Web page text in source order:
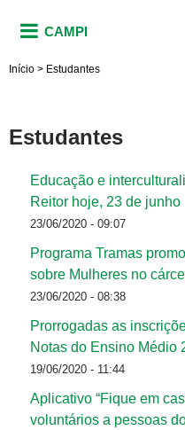
CAMPI
Início > Estudantes
Estudantes
Educação e
Reitor hoje, 23 de junho
23/06/2020 - 09:07
Programa Tramas
sobre Mulheres no
23/06/2020 - 08:38
Prorrogadas as
Notas do Ensino Médio
19/06/2020 - 11:44
Aplicativo “Fique em
voluntários a pessoas